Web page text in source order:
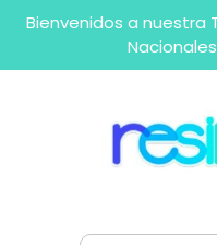
Bienvenidos a nuestra